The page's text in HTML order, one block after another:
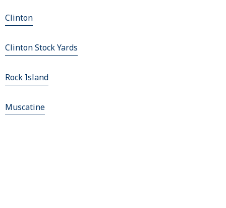
Clinton
Clinton Stock Yards
Rock Island
Muscatine